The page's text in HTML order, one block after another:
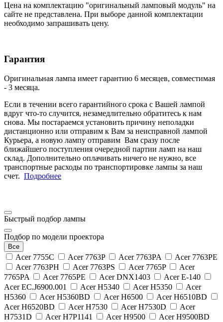
Цена на комплектацию "оригинальный ламповый модуль" на
сайте не представлена. При выборе данной комплектации
необходимо запрашивать цену.
Гарантия
Оригинальная лампа имеет гарантию 6 месяцев, совместимая
- 3 месяца.
Если в течении всего гарантийного срока с Вашей лампой
вдруг что-то случится, незамедлительно обратитесь к нам
снова. Мы постараемся установить причину неполадки
дистанционно или отправим к Вам за неисправной лампой
Курьера, а новую лампу отправим Вам сразу после
ближайшего поступления очередной партии ламп на наш
склад. Дополнительно оплачивать ничего не нужно, все
транспортные расходы по транспортировке лампы за наш
счет. Подробнее
Быстрый подбор лампы
Подбор по модели проектора
Все
Acer 7755C Acer 7763P Acer 7763PA
Acer 7763PE
Acer 7763PH
Acer 7763PS Acer 7765P
Acer
7765PA
Acer 7765PE Acer DNX1403
Acer E-140
Acer EC.J6900.001
Acer H5340 Acer H5350
Acer
H5360
Acer H5360BD Acer H6500
Acer H6510BD
Acer H6520BD
Acer H7530 Acer H7530D
Acer
H7531D
Acer H7P1141 Acer H9500
Acer H9500BD